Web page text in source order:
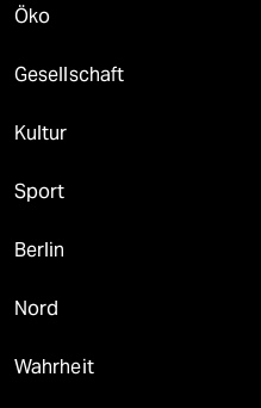
Öko
Gesellschaft
Kultur
Sport
Berlin
Nord
Wahrheit